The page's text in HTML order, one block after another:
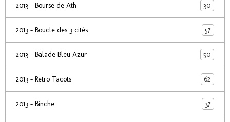
2013 - Bourse de Ath 30
2013 - Boucle des 3 cités 57
2013 - Balade Bleu Azur 50
2013 - Retro Tacots 62
2013 - Binche 37